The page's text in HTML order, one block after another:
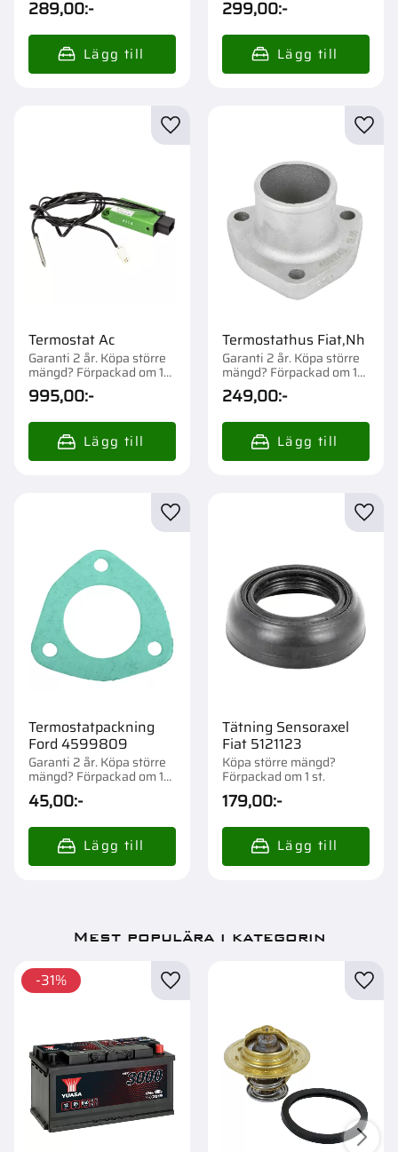
289,00:- 299,00:-
Termostat Ac
Garanti 2 år. Köpa större
mängd? Förpackad om 1
st.
995,00:-
Lägg till i favoriter
Termostathus Fiat,Nh
Garanti 2 år. Köpa större
mängd? Förpackad om 1
st.
249,00:-
Termostatpackning
Ford 4599809
Garanti 2 år. Köpa större
mängd? Förpackad om 1
st.
45,00:-
Lägg till i favoriter
Tätning Sensoraxel
Fiat 5121123
Köpa större mängd?
Förpackad om 1 st.
179,00:-
Mest populära i kategorin
31%